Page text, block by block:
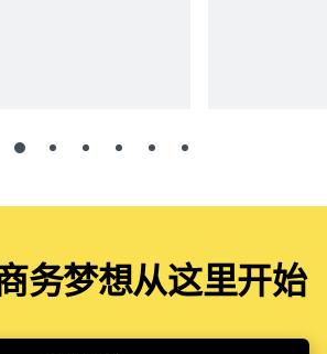
务梦想从这里开始